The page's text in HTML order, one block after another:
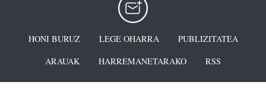
HONI BURUZ LEGE OHARRA
PUBLIZITATEA
ARAUAK
HARREMANETARAKO RSS